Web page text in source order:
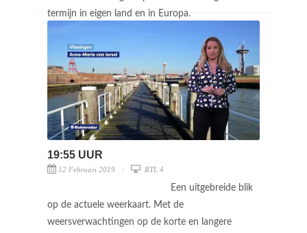
termijn in eigen land en in Europa.
19:55 UUR
12 Februari 2019 RTL 4
Een uitgebreide blik
op de actuele weerkaart. Met de
weersverwachtingen op de korte en langere